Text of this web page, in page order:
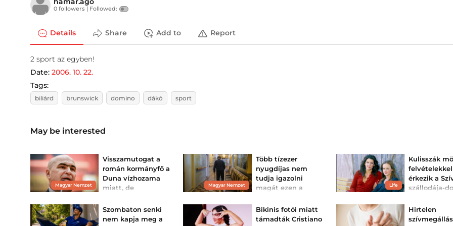
0 followers | Followed:
Details Share Add to Report
2 sport az egyben!
Date: 2006. 10. 22.
Tags:
biliárd brunswick domino dákó sport
May be interested
Magyar Nemzet
Visszamutogat a
román kormányfő a
Duna vízhozama
miatt, de
tervet eszeltek ki
Műszaki megoldást
találtak a Duna
Magyar Nemzet
Több tízezer
nyugdíjas nem
tudja igazolni
magát ezen a
miatt?
A Belügyminisztérium
részletes tájékoztatást
Life
Kulisszák
felvételekkel
érkezik a
szállodája-
jelenetek és
Soha nem látott
és
Szombaton senki
nem kapja meg a
Bikinis fotói miatt
támadták Cristiano
Hirtelen